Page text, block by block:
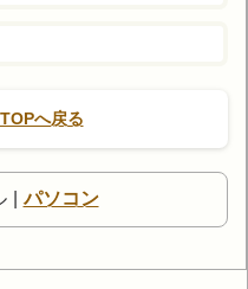
へ戻る
パソコン